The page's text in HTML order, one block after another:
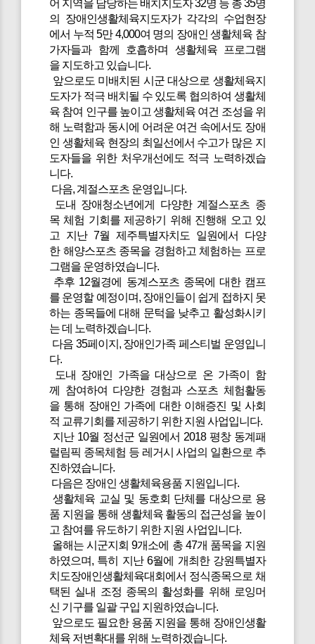
어 지역을 담당하는 배치지도자 32명 등 총 35명
의 장애인생활체육지도자가 각각의 수업현장
에서 누적 5만 4,000여 명의 장애인 생활체육 참
가자들과 함께 호흡하며 생활체육 프로그램
을 지도하고 있습니다.
앞으로도 미배치된 시군 대상으로 생활체육지
도자가 적극 배치될 수 있도록 협의하여 생활체
육 참여 인구를 높이고 생활체육 여건 조성을 위
해 노력함과 동시에 어려운 여건 속에서도 장애
인 생활체육 현장의 최일선에서 수고가 많은 지
도자들을 위한 처우개선에도 적극 노력하겠습
니다.
다음, 계절스포츠 운영입니다.
도내 장애청소년에게 다양한 계절스포츠 종
목 체험 기회를 제공하기 위해 진행해 오고 있
고 지난 7월 제주특별자치도 일원에서 다양
한 해양스포츠 종목을 경험하고 체험하는 프로
그램을 운영하였습니다.
추후 12월경에 동계스포츠 종목에 대한 캠프
를 운영할 예정이며, 장애인들이 쉽게 접하지 못
하는 종목들에 대해 문턱을 낮추고 활성화시키
는 데 노력하겠습니다.
다음 35페이지, 장애인가족 페스티벌 운영입니
다.
도내 장애인 가족을 대상으로 온 가족이 함
께 참여하여 다양한 경험과 스포츠 체험활동
을 통해 장애인 가족에 대한 이해증진 및 사회
적 교류기회를 제공하기 위한 지원 사업입니다.
지난 10월 정선군 일원에서 2018 평창 동계패
럴림픽 종목체험 등 레거시 사업의 일환으로 추
진하였습니다.
다음은 장애인 생활체육용품 지원입니다.
생활체육 교실 및 동호회 단체를 대상으로 용
품 지원을 통해 생활체육 활동의 접근성을 높이
고 참여를 유도하기 위한 지원 사업입니다.
올해는 시군지회 9개소에 총 47개 품목을 지원
하였으며, 특히 지난 6월에 개최한 강원특별자
치도장애인생활체육대회에서 정식종목으로 채
택된 실내 조정 종목의 활성화를 위해 로잉머
신 기구를 일괄 구입 지원하였습니다.
앞으로도 필요한 용품 지원을 통해 장애인생활
체육 저변확대를 위해 노력하겠습니다.